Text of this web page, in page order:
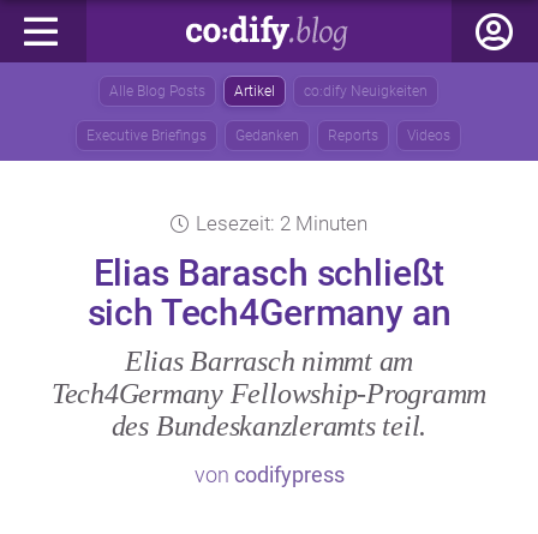
Alle Blog Posts Artikel co:dify Neuigkeiten
Executive Briefings Gedanken Reports Videos
Lesezeit: 2 Minuten
Elias Barasch schließt
sich Tech4Germany an
Elias Barrasch nimmt am
Tech4Germany Fellowship-Programm
des Bundeskanzleramts teil.
von codifypress